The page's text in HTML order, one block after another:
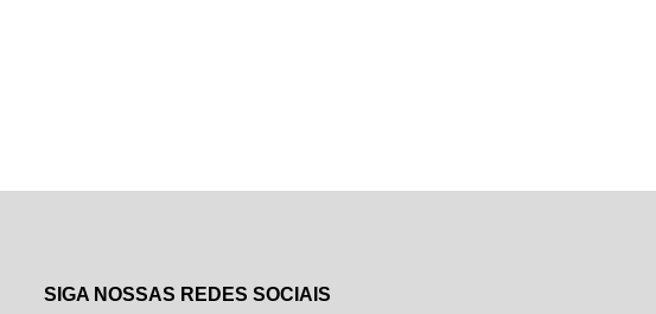
SIGA NOSSAS REDES SOCIAIS